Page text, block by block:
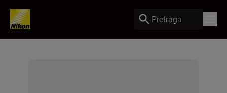
Pretraga